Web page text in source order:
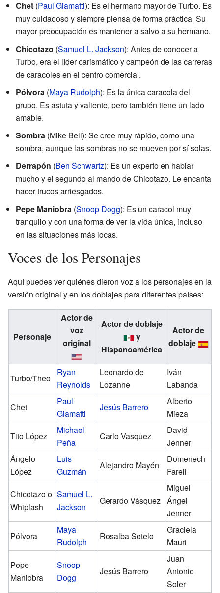
Chet (Paul Giamatti): Es el hermano mayor de Turbo. Es
muy cuidadoso y siempre piensa de forma práctica. Su
mayor preocupación es mantener a salvo a su hermano.
Chicotazo (Samuel L. Jackson): Antes de conocer a
Turbo, era el líder carismático y campeón de las carreras
de caracoles en el centro comercial.
Pólvora (Maya Rudolph): Es la única caracola del
grupo. Es astuta y valiente, pero también tiene un lado
amable.
Sombra (Mike Bell): Se cree muy rápido, como una
sombra, aunque las sombras no se mueven por sí solas.
Derrapón (Ben Schwartz): Es un experto en hablar
mucho y el segundo al mando de Chicotazo. Le encanta
hacer trucos arriesgados.
Pepe Maniobra (Snoop Dogg): Es un caracol muy
tranquilo y con una forma de ver la vida única, incluso
en las situaciones más locas.
Voces de los Personajes
Aquí puedes ver quiénes dieron voz a los personajes en la
versión original y en los doblajes para diferentes países:
Personaje
Actor de
voz
original
Actor de doblaje
y
Hispanoamérica
Actor de
doblaje
Turbo/Theo
Ryan
Reynolds
Leonardo de
Lozanne
Iván
Labanda
Chet
Paul
Giamatti
Jesús Barrero
Alberto
Mieza
Tito López
Michael
Peña
Carlo Vasquez
David
Jenner
Ángelo
López
Luis
Guzmán
Alejandro Mayén
Domenech
Farell
Chicotazo o
Whiplash
Samuel L.
Jackson
Gerardo Vásquez
Miguel
Ángel
Jenner
Pólvora
Maya
Rudolph
Rosalba Sotelo
Graciela
Mauri
Pepe
Maniobra
Snoop
Dogg
Jesús Barrero
Juan
Antonio
Soler